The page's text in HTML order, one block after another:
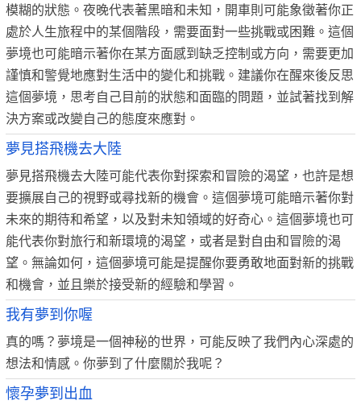
模糊的狀態。夜晚代表著黑暗和未知，開車則可能象徵著你正
處於人生旅程中的某個階段，需要面對一些挑戰或困難。這個
夢境也可能暗示著你在某方面感到缺乏控制或方向，需要更加
謹慎和警覺地應對生活中的變化和挑戰。建議你在醒來後反思
這個夢境，思考自己目前的狀態和面臨的問題，並試著找到解
決方案或改變自己的態度來應對。
夢見搭飛機去大陸
夢見搭飛機去大陸可能代表你對探索和冒險的渴望，也許是想
要擴展自己的視野或尋找新的機會。這個夢境可能暗示著你對
未來的期待和希望，以及對未知領域的好奇心。這個夢境也可
能代表你對旅行和新環境的渴望，或者是對自由和冒險的渴
望。無論如何，這個夢境可能是提醒你要勇敢地面對新的挑戰
和機會，並且樂於接受新的經驗和學習。
我有夢到你喔
真的嗎？夢境是一個神秘的世界，可能反映了我們內心深處的
想法和情感。你夢到了什麼關於我呢？
懷孕夢到出血